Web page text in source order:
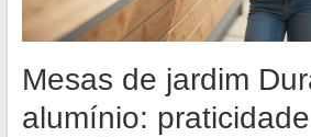
Mesas de jardim
alumínio: